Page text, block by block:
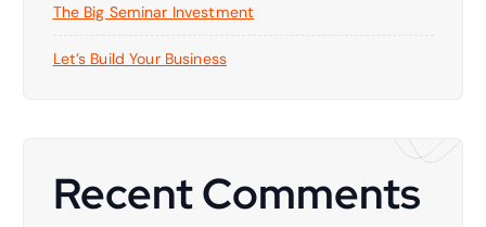
The Big Seminar Investment
Let’s Build Your Business
Recent Comments